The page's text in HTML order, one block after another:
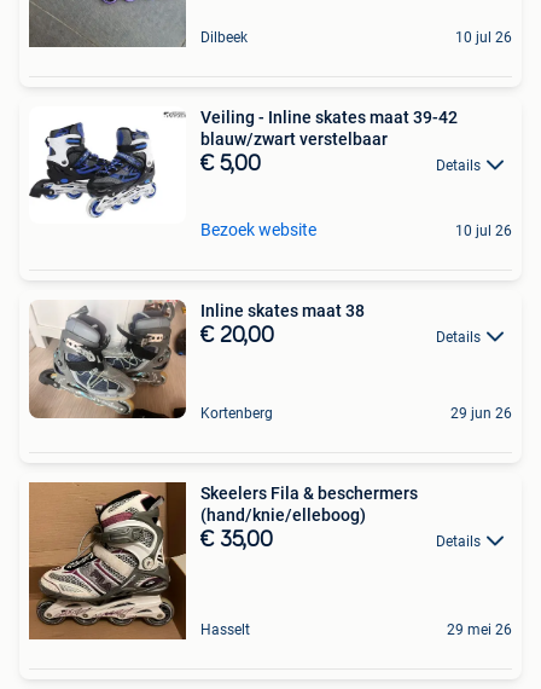
Dilbeek 10 jul 26
Veiling - Inline skates maat 39-42
blauw/zwart verstelbaar
€ 5,00 Details
Bezoek website 10 jul 26
Inline skates maat 38
€ 20,00 Details
Kortenberg 29 jun 26
Skeelers Fila & beschermers
(hand/knie/elleboog)
€ 35,00 Details
Hasselt 29 mei 26